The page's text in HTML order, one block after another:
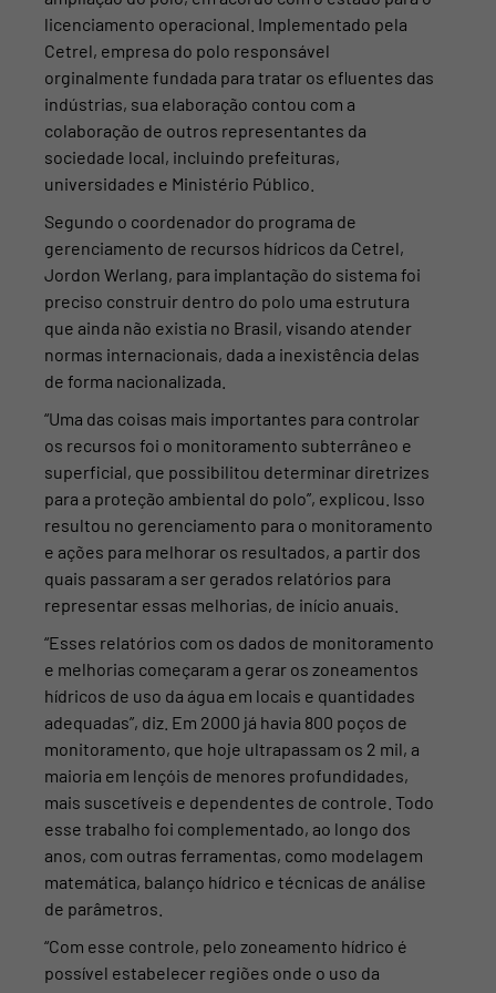
licenciamento operacional. Implementado pela
Cetrel, empresa do polo responsável
orginalmente fundada para tratar os efluentes das
indústrias, sua elaboração contou com a
colaboração de outros representantes da
sociedade local, incluindo prefeituras,
universidades e Ministério Público.
Segundo o coordenador do programa de
gerenciamento de recursos hídricos da Cetrel,
Jordon Werlang, para implantação do sistema foi
preciso construir dentro do polo uma estrutura
que ainda não existia no Brasil, visando atender
normas internacionais, dada a inexistência delas
de forma nacionalizada.
“Uma das coisas mais importantes para controlar
os recursos foi o monitoramento subterrâneo e
superficial, que possibilitou determinar diretrizes
para a proteção ambiental do polo”, explicou. Isso
resultou no gerenciamento para o monitoramento
e ações para melhorar os resultados, a partir dos
quais passaram a ser gerados relatórios para
representar essas melhorias, de início anuais.
“Esses relatórios com os dados de monitoramento
e melhorias começaram a gerar os zoneamentos
hídricos de uso da água em locais e quantidades
adequadas”, diz. Em 2000 já havia 800 poços de
monitoramento, que hoje ultrapassam os 2 mil, a
maioria em lençóis de menores profundidades,
mais suscetíveis e dependentes de controle. Todo
esse trabalho foi complementado, ao longo dos
anos, com outras ferramentas, como modelagem
matemática, balanço hídrico e técnicas de análise
de parâmetros.
“Com esse controle, pelo zoneamento hídrico é
possível estabelecer regiões onde o uso da
FALAR COM ESPECIALISTA